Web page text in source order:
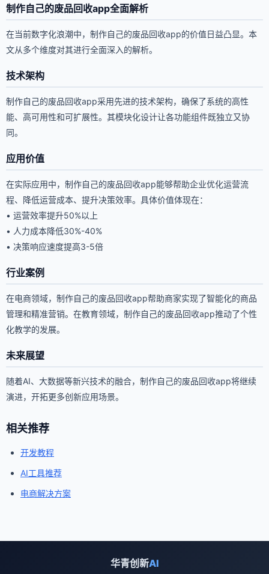
制作自己的废品回收app全面解析
在当前数字化浪潮中，制作自己的废品回收app的价值日益凸显。本
文从多个维度对其进行全面深入的解析。
技术架构
制作自己的废品回收app采用先进的技术架构，确保了系统的高性
能、高可用性和可扩展性。其模块化设计让各功能组件既独立又协
同。
应用价值
在实际应用中，制作自己的废品回收app能够帮助企业优化运营流
程、降低运营成本、提升决策效率。具体价值体现在：
• 运营效率提升50%以上
• 人力成本降低30%-40%
• 决策响应速度提高3-5倍
行业案例
在电商领域，制作自己的废品回收app帮助商家实现了智能化的商品
管理和精准营销。在教育领域，制作自己的废品回收app推动了个性
化教学的发展。
未来展望
随着AI、大数据等新兴技术的融合，制作自己的废品回收app将继续
演进，开拓更多创新应用场景。
相关推荐
开发教程
AI工具推荐
电商解决方案
华青创新AI